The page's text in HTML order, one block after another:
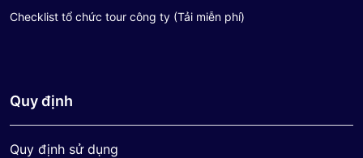
Checklist tổ chức tour công ty (Tải miễn phí)
Quy định
Quy định sử dụng